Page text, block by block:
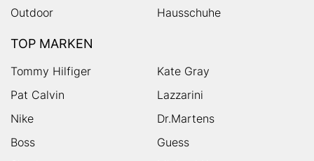
Outdoor
Hausschuhe
TOP MARKEN
Tommy Hilfiger
Kate Gray
Pat Calvin
Lazzarini
Nike
Dr.Martens
Boss
Guess